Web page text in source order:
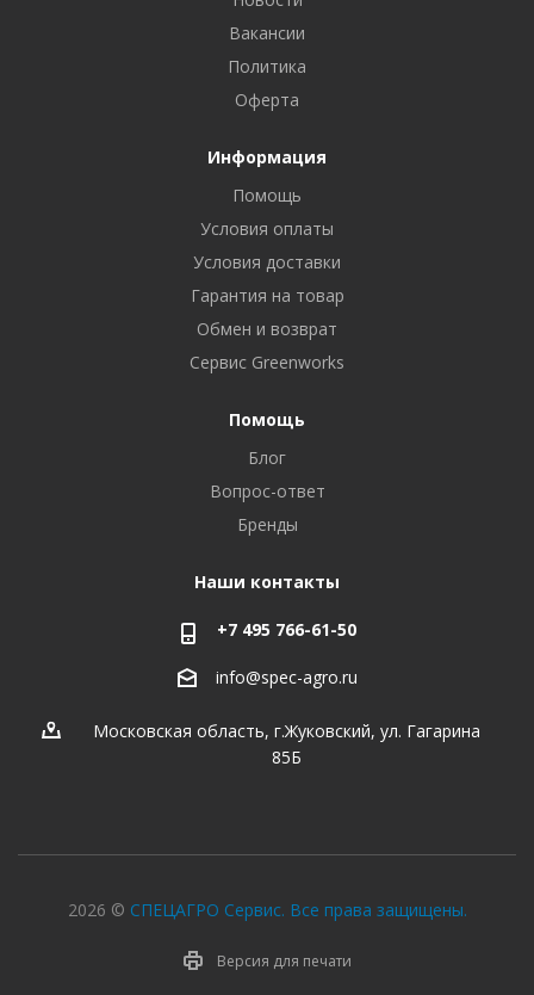
Вакансии
Политика
Оферта
Информация
Помощь
Условия оплаты
Условия доставки
Гарантия на товар
Обмен и возврат
Сервис Greenworks
Помощь
Блог
Вопрос-ответ
Бренды
Наши контакты
+7 495 766-61-50
info@spec-agro.ru
Московская область, г.Жуковский, ул. Гагарина
85Б
2026 © СПЕЦАГРО Сервис. Все права защищены.
Версия для печати